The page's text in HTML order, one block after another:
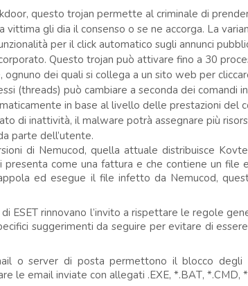
questo trojan permette al criminale di
vittima gli dia il consenso o se ne accorga. La
per il click automatico sugli annunci
Questo trojan può attivare fino a 30
dei quali si collega a un sito web per
(threads) può cambiare a seconda dei comandi
in base al livello delle prestazioni del
di inattività, il malware potrà assegnare più
parte dell’utente.
di Nemucod, quella attuale distribuisce
presenta come una fattura e che contiene un file
ed esegue il file infetto da Nemucod,
ESET rinnovano l’invito a rispettare le regole
suggerimenti da seguire per evitare di
o server di posta permettono il blocco degli
le email inviate con allegati .EXE, *.BAT, *.CMD,